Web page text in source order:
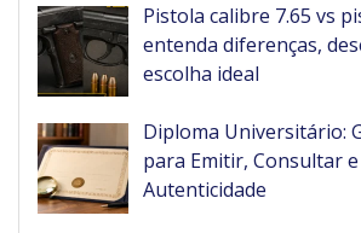
Pistola calibre 7.65 vs
entenda diferenças,
escolha ideal
Diploma Universitário:
para Emitir, Consultar
Autenticidade